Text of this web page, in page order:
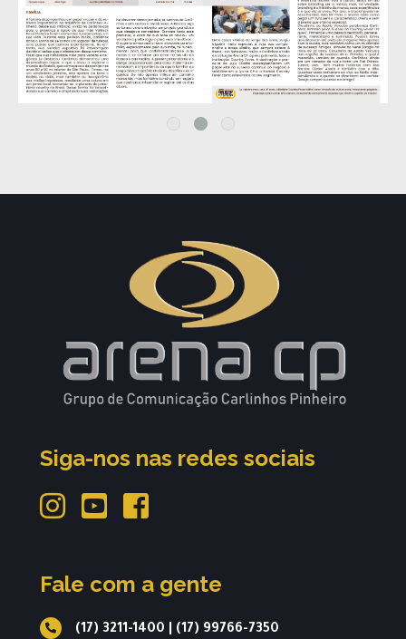
Siga-nos nas redes sociais
Fale com a gente
(17) 3211-1400 (17) 99766-7350